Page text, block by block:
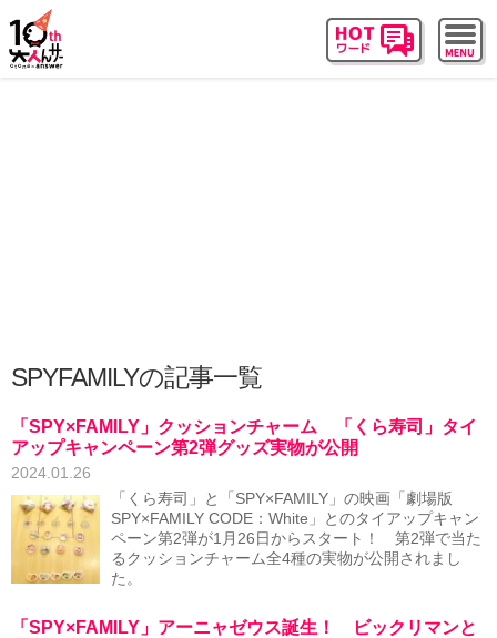
SPYFAMILYの記事一覧
「SPY×FAMILY」クッションチャーム 「くら寿司」タイ
アップキャンペーン第2弾グッズ実物が公開
2024.01.26
「くら寿司」と「SPY×FAMILY」の映画「劇場版
SPY×FAMILY CODE：White」とのタイアップキャン
ペーン第2弾が1月26日からスタート！ 第2弾で当た
るクッションチャーム全4種の実物が公開されまし
た。
「SPY×FAMILY」アーニャゼウス誕生！ ビックリマンと